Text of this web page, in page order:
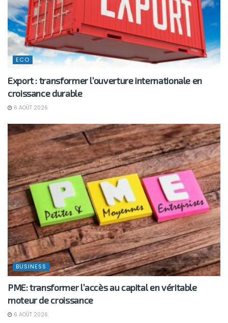
ECO
Export : transformer l’ouverture internationale en
croissance durable
6 AOÛT 2026
BUSINESS
PME: transformer l’accès au capital en véritable
moteur de croissance
6 AOÛT 2026